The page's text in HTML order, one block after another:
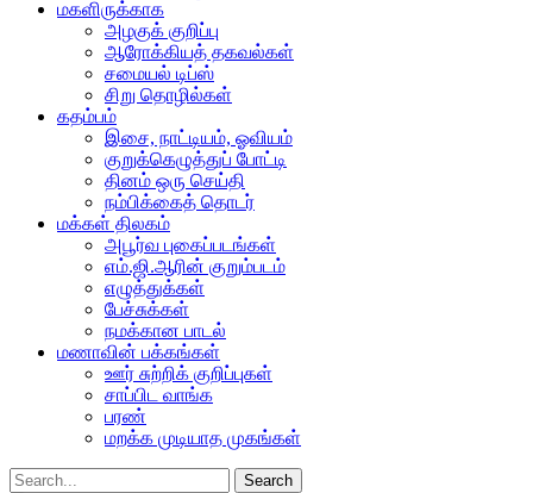
மகளிருக்காக
அழகுக் குறிப்பு
ஆரோக்கியத் தகவல்கள்
சமையல் டிப்ஸ்
சிறு தொழில்கள்
கதம்பம்
இசை, நாட்டியம், ஓவியம்
குறுக்கெழுத்துப் போட்டி
தினம் ஒரு செய்தி
நம்பிக்கைத் தொடர்
மக்கள் திலகம்
அபூர்வ புகைப்படங்கள்
எம்.ஜி.ஆரின் குறும்படம்
எழுத்துக்கள்
பேச்சுக்கள்
நமக்கான பாடல்
மணாவின் பக்கங்கள்
ஊர் சுற்றிக் குறிப்புகள்
சாப்பிட வாங்க
பரண்
மறக்க முடியாத முகங்கள்